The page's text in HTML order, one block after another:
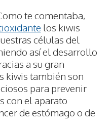
te comentaba,
los kiwis
células del
así el desarrollo
a su gran
kiwis también son
para prevenir
con el aparato
de estómago o de